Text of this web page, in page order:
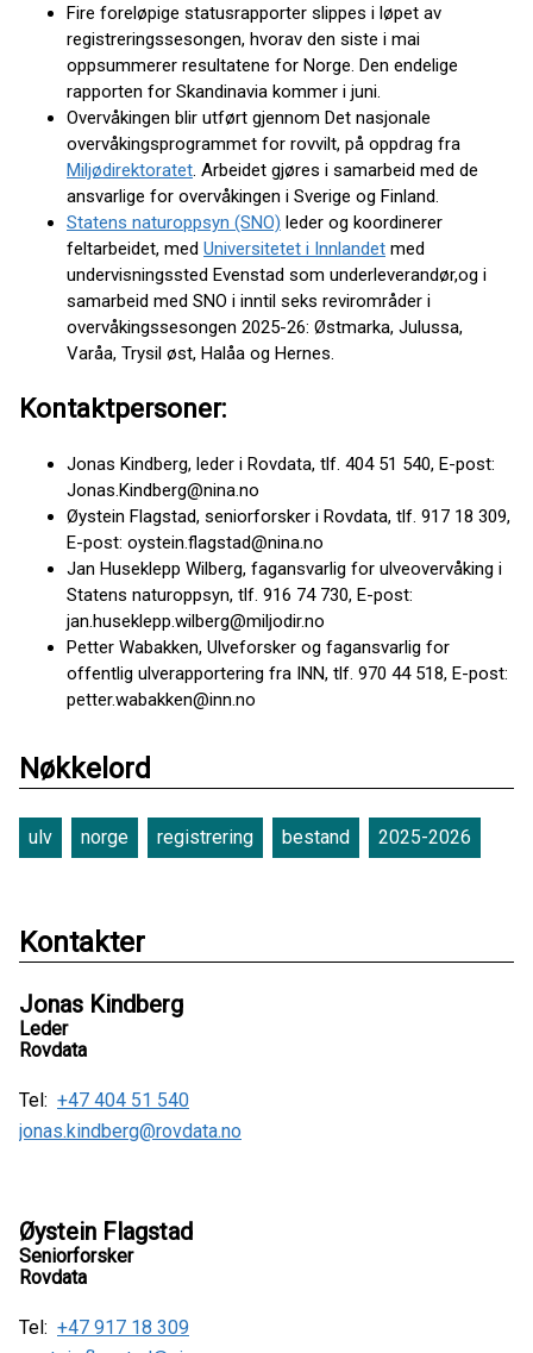
Fire foreløpige statusrapporter slippes i løpet av
registreringssesongen, hvorav den siste i mai
oppsummerer resultatene for Norge. Den endelige
rapporten for Skandinavia kommer i juni.
Overvåkingen blir utført gjennom Det nasjonale
overvåkingsprogrammet for rovvilt, på oppdrag fra
Miljødirektoratet. Arbeidet gjøres i samarbeid med de
ansvarlige for overvåkingen i Sverige og Finland.
Statens naturoppsyn (SNO) leder og koordinerer
feltarbeidet, med Universitetet i Innlandet med
undervisningssted Evenstad som underleverandør,og i
samarbeid med SNO i inntil seks revirområder i
overvåkingssesongen 2025-26: Østmarka, Julussa,
Varåa, Trysil øst, Halåa og Hernes.
Kontaktpersoner:
Jonas Kindberg, leder i Rovdata, tlf. 404 51 540, E-post:
Jonas.Kindberg@nina.no
Øystein Flagstad, seniorforsker i Rovdata, tlf. 917 18 309,
E-post: oystein.flagstad@nina.no
Jan Huseklepp Wilberg, fagansvarlig for ulveovervåking i
Statens naturoppsyn, tlf. 916 74 730, E-post:
jan.huseklepp.wilberg@miljodir.no
Petter Wabakken, Ulveforsker og fagansvarlig for
offentlig ulverapportering fra INN, tlf. 970 44 518, E-post:
petter.wabakken@inn.no
Nøkkelord
ulv norge registrering bestand 2025-2026
Kontakter
Jonas Kindberg
Leder
Rovdata
Tel: +47 404 51 540
jonas.kindberg@rovdata.no
Øystein Flagstad
Seniorforsker
Rovdata
Tel: +47 917 18 309